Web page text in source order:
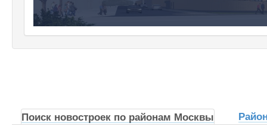
Поиск новостроек по районам Москвы